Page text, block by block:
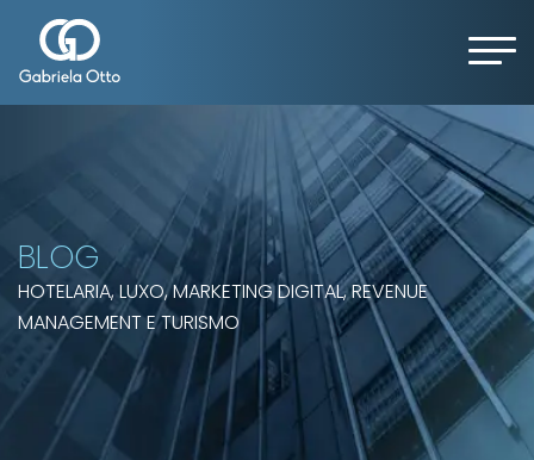
BLOG
HOTELARIA, LUXO, MARKETING DIGITAL, REVENUE
MANAGEMENT E TURISMO